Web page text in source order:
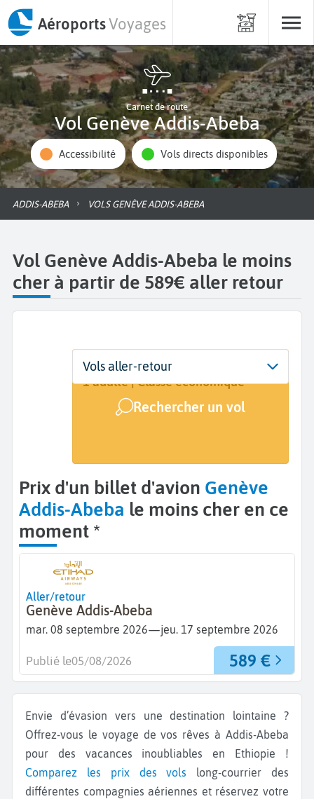
AéroportsVoyages
Carnet de route
Vol Genève Addis-Abeba
Accessibilité Vols directs disponibles
ADDIS-ABEBA VOLS GENÈVE ADDIS-ABEBA
Vol Genève Addis-Abeba le moins
cher à partir de 589€ aller retour
Départ
Genève (GVA)
Dates
8 sept. - 17 sept.
Voyageurs | Classe
1 adulte | Classe économique
Rechercher un vol
Vols aller-retour
Prix d'un billet d'avion Genève
Addis-Abeba le moins cher en ce
moment *
Aller/retour
Genève Addis-Abeba
mar. 08 septembre 2026—jeu. 17 septembre 2026
589 €
Publié le05/08/2026
Envie d’évasion vers une destination lointaine ?
Offrez-vous le voyage de vos rêves à Addis-Abeba
pour des vacances inoubliables en Ethiopie !
Comparez les prix des vols long-courrier des
différentes compagnies aériennes et réservez votre